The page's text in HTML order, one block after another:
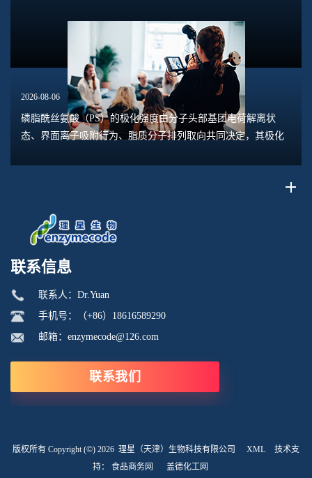
2026-08-06
磷脂酰丝氨酸（PS）的极化强度由分子头部基团电荷解离状
态、界面离子吸附行为、脂质分子排列取向共同决定，其极化
联系信息
联系人：Dr.Yuan
手机号：（+86）18616589290
邮箱：enzymecode@126.com
联系我们
版权所有 Copyright (©) 2026 理星（天津）生物科技有限公司 XML
技术支
持： 食品商务网 盖德化工网